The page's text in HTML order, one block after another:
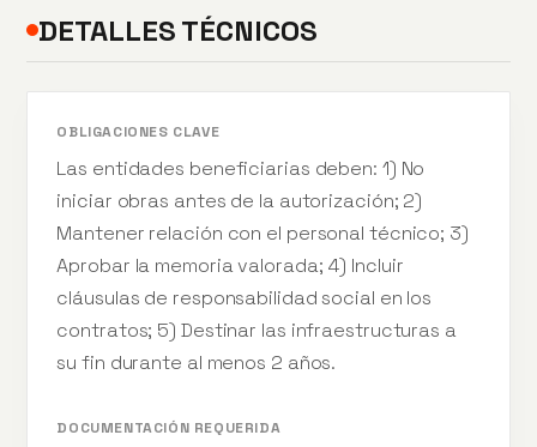
DETALLES TÉCNICOS
OBLIGACIONES CLAVE
Las entidades beneficiarias deben: 1) No
iniciar obras antes de la autorización; 2)
Mantener relación con el personal técnico; 3)
Aprobar la memoria valorada; 4) Incluir
cláusulas de responsabilidad social en los
contratos; 5) Destinar las infraestructuras a
su fin durante al menos 2 años.
DOCUMENTACIÓN REQUERIDA